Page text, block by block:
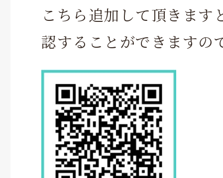
こちら追加して頂きます
認することができますの